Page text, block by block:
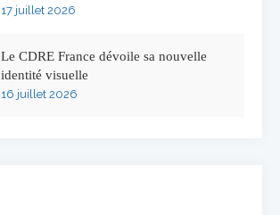
17 juillet 2026
Le CDRE France dévoile sa nouvelle
identité visuelle
16 juillet 2026